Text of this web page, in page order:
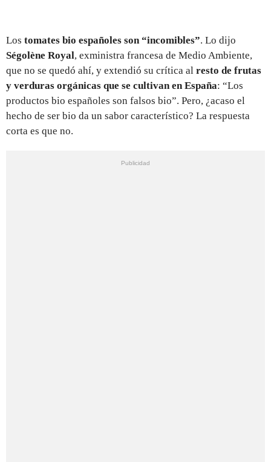
Los tomates bio españoles son “incomibles”. Lo dijo
Ségolène Royal, exministra francesa de Medio Ambiente,
que no se quedó ahí, y extendió su crítica al resto de frutas
y verduras orgánicas que se cultivan en España: “Los
productos bio españoles son falsos bio”. Pero, ¿acaso el
hecho de ser bio da un sabor característico? La respuesta
corta es que no.